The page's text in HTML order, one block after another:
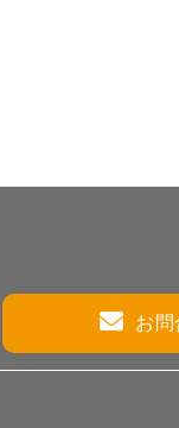
お問